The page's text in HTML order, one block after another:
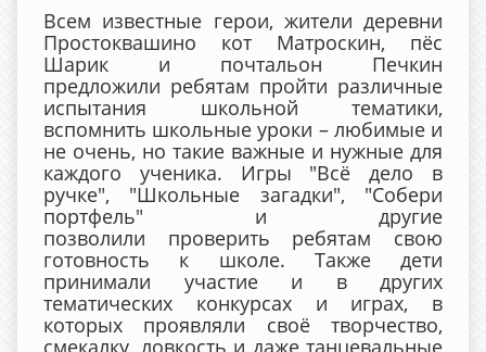
Всем известные герои, жители деревни
Простоквашино кот Матроскин, пёс
Шарик и почтальон Печкин
предложили ребятам пройти различные
испытания школьной тематики,
вспомнить школьные уроки – любимые и
не очень, но такие важные и нужные для
каждого ученика. Игры "Всё дело в
ручке", "Школьные загадки", "Собери
портфель" и другие
позволили проверить ребятам свою
готовность к школе. Также дети
принимали участие и в других
тематических конкурсах и играх, в
которых проявляли своё творчество,